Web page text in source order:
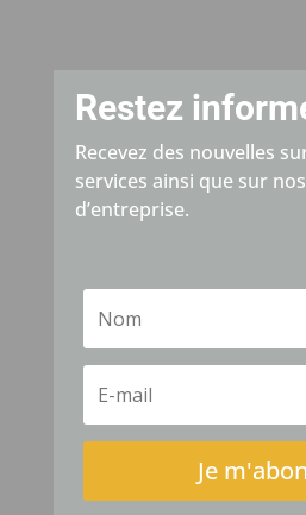
Restez
Recevez des nouvelles
services ainsi que sur
d’entreprise.
Je